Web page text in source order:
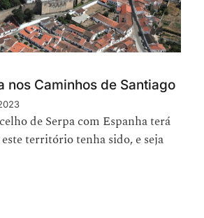
nos Caminhos de Santiago
de Serpa com Espanha terá
território tenha sido, e seja